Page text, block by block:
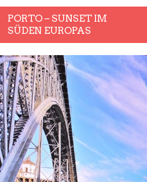
PORTO – SUNSET IM
SÜDEN EUROPAS